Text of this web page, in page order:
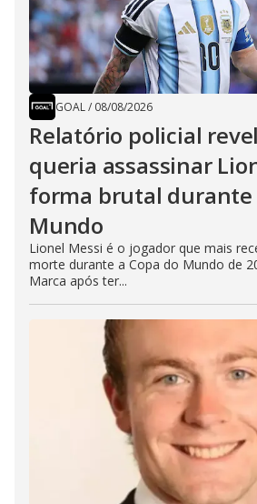
GOAL/ 08/08/2026
Relatório policial
queria assassinar
forma brutal durante
Mundo
Lionel Messi é o jogador que mais
morte durante a Copa do Mundo de
Marca após ter...